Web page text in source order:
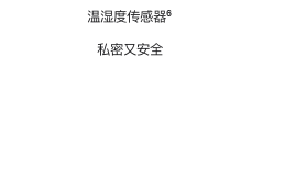
温湿度传感器脚
⁶
私密又安全